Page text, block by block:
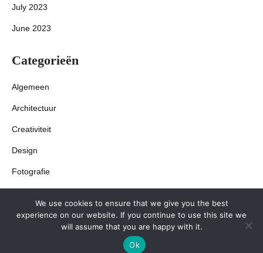
July 2023
June 2023
Categorieën
Algemeen
Architectuur
Creativiteit
Design
Fotografie
© Copyright 2026 All Rights Reserved.
We use cookies to ensure that we give you the best
experience on our website. If you continue to use this site we
will assume that you are happy with it.
Ok